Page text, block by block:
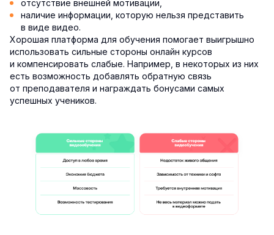
отсутствие внешней мотивации,
наличие информации, которую нельзя представить
в виде видео.
Хорошая платформа для обучения помогает выигрышно
использовать сильные стороны онлайн курсов
и компенсировать слабые. Например, в некоторых из них
есть возможность добавлять обратную связь
от преподавателя и награждать бонусами самых
успешных учеников.